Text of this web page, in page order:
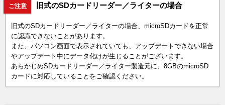
ご注意 旧式のSDカードリーダー／ライターの場合
旧式のSDカードリーダー／ライターの場合、microSDカードを正常
に認識できないことがあります。
また、パソコン画面で表示されていても、アップデートできない場合
やアップデート中にデータ化けが生じることがございます。
あらかじめSDカードリーダー／ライター製造元に、8GBのmicroSD
カードに対応していることをご確認ください。